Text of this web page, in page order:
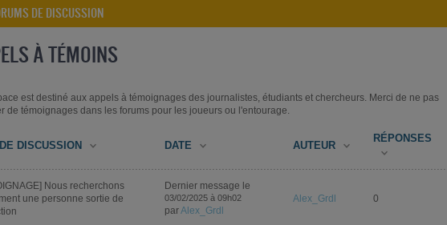
DE DISCUSSION
À TÉMOINS
est destiné aux appels à témoignages des journalistes, étudiants et chercheurs. Merci de ne pas
de témoignages dans les forums pour les joueurs ou l'entourage.
DISCUSSION DATE AUTEUR
RÉPONSES
Nous recherchons
une personne sortie de
Dernier message le
03/02/2025 à 09h02
parAlex_Grdl
Alex_Grdl 0